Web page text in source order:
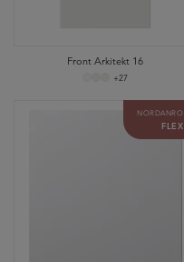
Front Arkitekt 16
+27
NORDANRO
FLEX